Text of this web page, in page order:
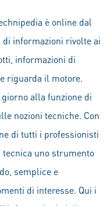
è online dal
informazioni rivolte ai
informazioni di
riguarda il motore.
alla funzione di
nozioni tecniche. Con
di tutti i professionisti
uno strumento
semplice e
di interesse. Qui i